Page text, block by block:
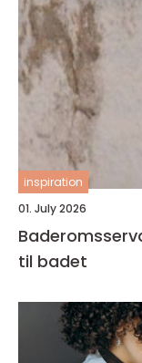
inspiration
01. July 2026
Baderomsservant slik velger du
til badet